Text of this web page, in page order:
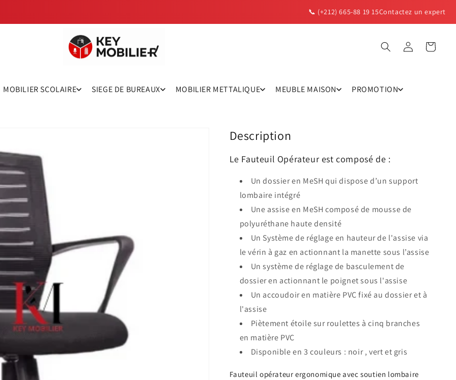
📞 (+212) 665-88 19 15Contactez un expert
Connexion Panier
MOBILIER SCOLAIRE SIEGE DE BUREAUX MOBILIER METTALIQUE MEUBLE MAISON PROMOTION
Description
Le Fauteuil Opérateur est composé de :
Un dossier en MeSH qui dispose d’un support
lombaire intégré
Une assise en MeSH composé de mousse de
polyuréthane haute densité
Un Système de réglage en hauteur de l'assise via
le vérin à gaz en actionnant la manette sous l’assise
Un système de réglage de basculement de
dossier en actionnant le poignet sous l'assise
Un accoudoir en matière PVC fixé au dossier et à
l'assise
Piètement étoile sur roulettes à cinq branches
en matière PVC
Disponible en 3 couleurs : noir , vert et gris
Fauteuil opérateur ergonomique avec soutien lombaire